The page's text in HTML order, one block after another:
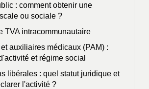
: comment obtenir une
ou sociale ?
TVA intracommunautaire
auxiliaires médicaux (PAM) :
et régime social
libérales : quel statut juridique et
l'activité ?